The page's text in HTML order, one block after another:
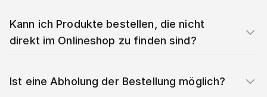
Kann ich Produkte bestellen, die nicht
direkt im Onlineshop zu finden sind?
Ist eine Abholung der Bestellung möglich?